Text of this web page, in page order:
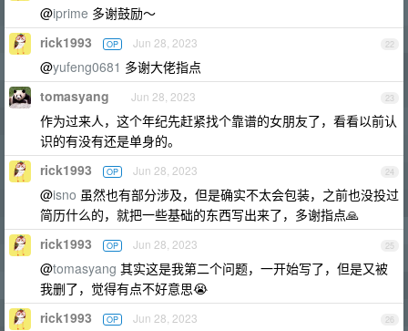
@iprime 多谢鼓励～
22
rick1993 OP Jun 28, 2023
@yufeng0681 多谢大佬指点
23
tomasyang Jun 28, 2023
作为过来人，这个年纪先赶紧找个靠谱的女朋友了，看看以前认
识的有没有还是单身的。
24
rick1993 OP Jun 28, 2023
@isno 虽然也有部分涉及，但是确实不太会包装，之前也没投过
简历什么的，就把一些基础的东西写出来了，多谢指点🙏
25
rick1993 OP Jun 28, 2023
@tomasyang 其实这是我第二个问题，一开始写了，但是又被
我删了，觉得有点不好意思😭
26
rick1993 OP Jun 28, 2023